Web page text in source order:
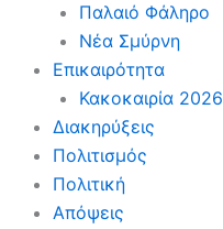
Παλαιό Φάληρο
Νέα Σμύρνη
Επικαιρότητα
Κακοκαιρία 2026
Διακηρύξεις
Πολιτισμός
Πολιτική
Απόψεις